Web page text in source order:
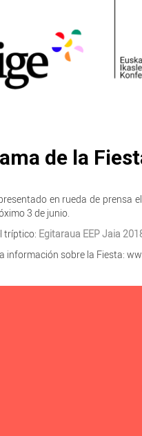
de la
en rueda de prensa
3 de junio.
tríptico: Egitaraua EEP Jaia
información sobre la Fiesta: